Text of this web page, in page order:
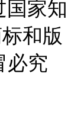
国家知
和版
必究